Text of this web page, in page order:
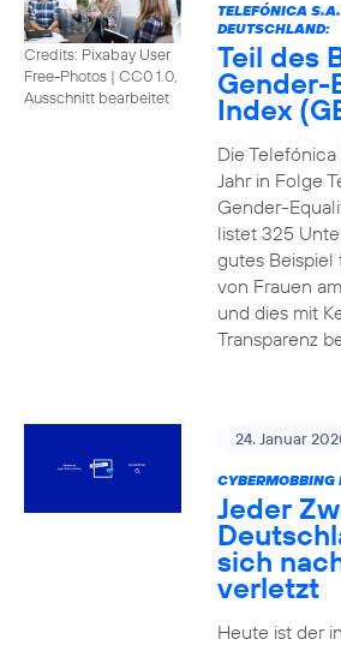
Credits: Pixabay User
Free-Photos | CC0 1.0,
Ausschnitt bearbeitet
TELEFÓNICA
DEUTSCHLAND:
Teil des
Gender-
Index
Die Telefónica
Jahr in Folge
Gender-
listet 325
gutes Beispiel
von Frauen
und dies mit
Transparenz
24. Januar
CYBERMOBBING
Jeder
sich
verletzt
Heute ist der